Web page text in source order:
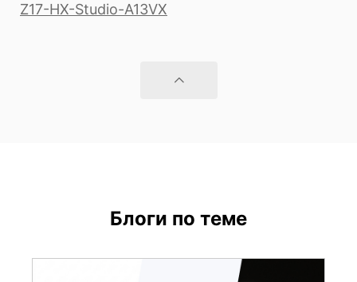
Z17-HX-Studio-A13VX
Блоги по теме